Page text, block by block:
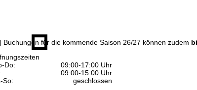
Do:
09:00-17:00 Uhr
09:00-15:00 Uhr
So:
geschlossen
für die kommende Saison 26/27 können zudem